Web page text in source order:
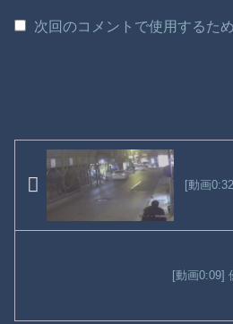
次回のコメントで使用するた
[動画
[動画0:09]